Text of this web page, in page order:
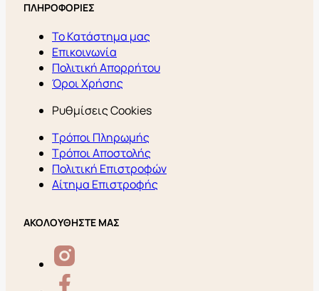
ΠΛΗΡΟΦΟΡΙΕΣ
Το Κατάστημα μας
Επικοινωνία
Πολιτική Απορρήτου
Όροι Χρήσης
Ρυθμίσεις Cookies
Τρόποι Πληρωμής
Τρόποι Αποστολής
Πολιτική Επιστροφών
Αίτημα Επιστροφής
ΑΚΟΛΟΥΘΗΣΤΕ ΜΑΣ